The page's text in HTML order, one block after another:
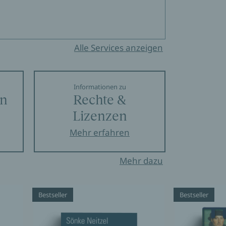
Alle Services anzeigen
Informationen zu
Rechte &
Lizenzen
Mehr erfahren
Mehr dazu
Bestseller Bestseller